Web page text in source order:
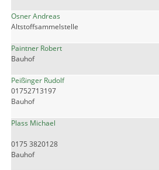
Osner Andreas
Altstoffsammelstelle
Paintner Robert
Bauhof
Peißinger Rudolf
01752713197
Bauhof
Plass Michael
0175 3820128
Bauhof